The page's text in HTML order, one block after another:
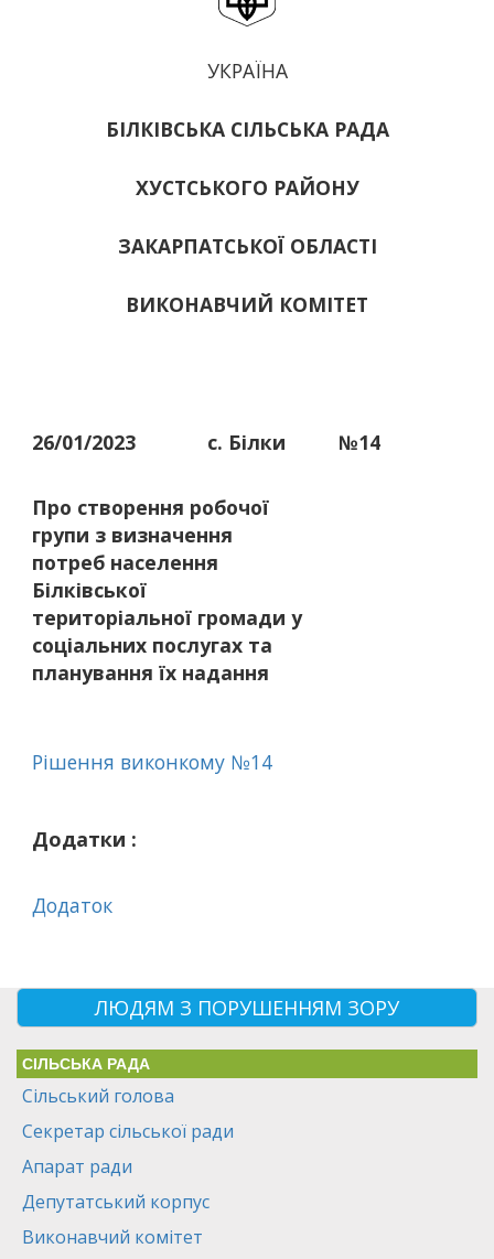
УКРАЇНА
БІЛКІВСЬКА СІЛЬСЬКА РАДА
ХУСТСЬКОГО РАЙОНУ
ЗАКАРПАТСЬКОЇ ОБЛАСТІ
ВИКОНАВЧИЙ КОМІТЕТ
26/01/2023 с. Білки №14
Про створення робочої
групи з визначення
потреб населення
Білківської
територіальної громади у
соціальних послугах та
планування їх надання
Рішення виконкому №14
Додатки :
Додаток
ЛЮДЯМ З ПОРУШЕННЯМ ЗОРУ
СІЛЬСЬКА РАДА
Сільський голова
Секретар сільської ради
Апарат ради
Депутатський корпус
Виконавчий комітет